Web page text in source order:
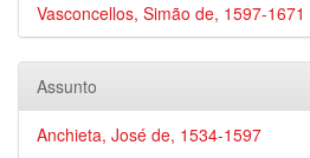
Vasconcellos, Simão de, 1597-1671
Assunto
Anchieta, José de, 1534-1597